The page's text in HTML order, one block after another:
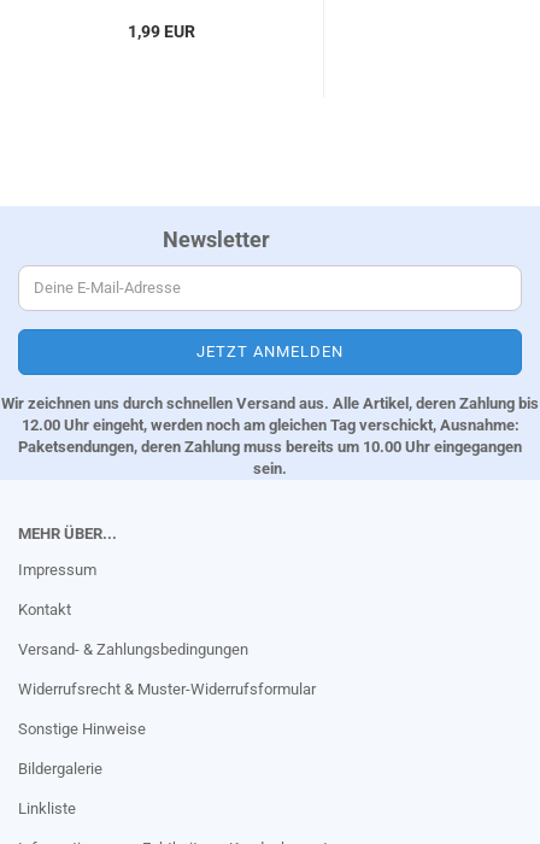
1,99 EUR
Newsletter
Wir zeichnen uns durch schnellen Versand aus. Alle Artikel, deren Zahlung bis
12.00 Uhr eingeht, werden noch am gleichen Tag verschickt, Ausnahme:
Paketsendungen, deren Zahlung muss bereits um 10.00 Uhr eingegangen
sein.
MEHR ÜBER...
Impressum
Kontakt
Versand- & Zahlungsbedingungen
Widerrufsrecht & Muster-Widerrufsformular
Sonstige Hinweise
Bildergalerie
Linkliste